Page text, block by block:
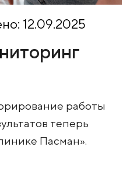
12.09.2025
работы
теперь
Пасман».